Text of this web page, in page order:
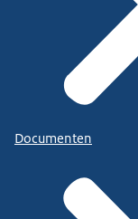
Documenten